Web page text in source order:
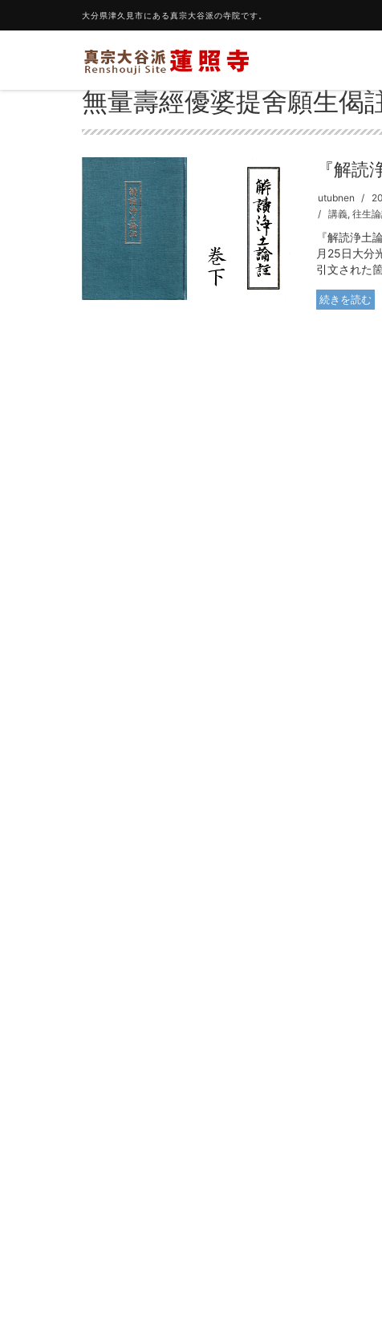
大分県津久見市にある真宗大谷派の寺院です。
無量壽經優婆提舍願生偈
『解読
utubnen
講義,往生
『解読浄土
月25日大分
引文された
続きを読む